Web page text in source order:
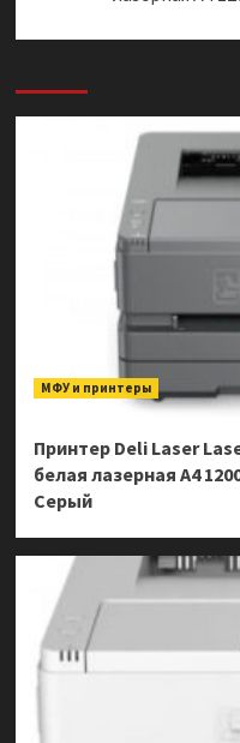
МФУ и принтеры
Принтер Deli Laser
белая лазерная A4
Серый